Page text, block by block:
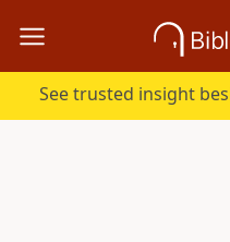
See trusted insight